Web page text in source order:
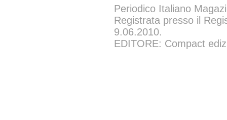
Periodico Italiano
Registrata presso il
9.06.2010.
EDITORE: Compact